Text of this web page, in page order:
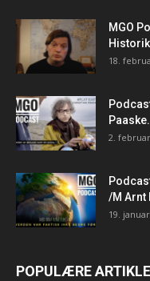
MGO
18.
2.
/M Arnt
19.
POPULÆRE